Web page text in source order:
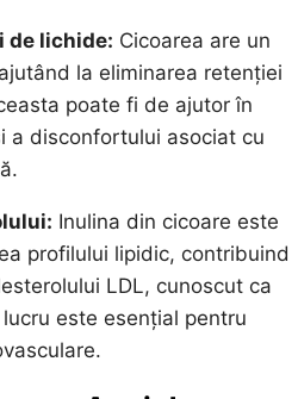
de lichide: Cicoarea are un
la eliminarea retenției
poate fi de ajutor în
a disconfortului asociat cu
Inulina din cicoare este
profilului lipidic, contribuind
LDL, cunoscut ca
lucru este esențial pentru